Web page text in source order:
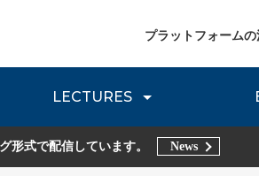
DNVB REPORT
LECTURES
Planning Method
プラットフォーム
形式で配信しています。 News